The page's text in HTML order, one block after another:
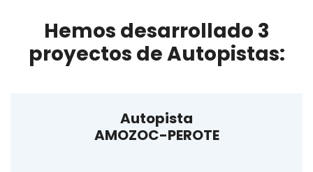
Hemos desarrollado 3
proyectos de Autopistas:
Autopista
AMOZOC-PEROTE